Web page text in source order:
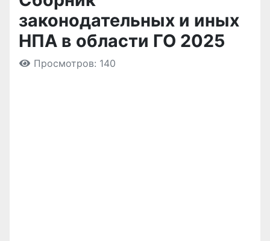
законодательных и иных
НПА в области ГО 2025
Просмотров: 140